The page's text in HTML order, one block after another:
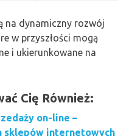
na dynamiczny rozwój
w przyszłości mogą
i ukierunkowane na
Cię Również:
on-line –
sklepów internetowych